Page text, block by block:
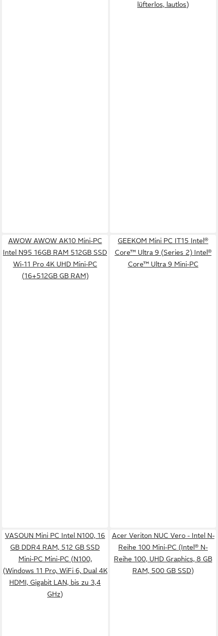
lüfterlos, lautlos)
AWOW AWOW AK10 Mini-PC
Intel N95 16GB RAM 512GB SSD
Wi-11 Pro 4K UHD Mini-PC
(16+512GB GB RAM)
GEEKOM Mini PC IT15 Intel®
Core™ Ultra 9 (Series 2) Intel®
Core™ Ultra 9 Mini-PC
VASOUN Mini PC Intel N100, 16
GB DDR4 RAM, 512 GB SSD
Mini-PC Mini-PC (N100,
(Windows 11 Pro, WiFi 6, Dual 4K
HDMI, Gigabit LAN, bis zu 3,4
GHz)
Acer Veriton NUC Vero - Intel N-
Reihe 100 Mini-PC (Intel® N-
Reihe 100, UHD Graphics, 8 GB
RAM, 500 GB SSD)